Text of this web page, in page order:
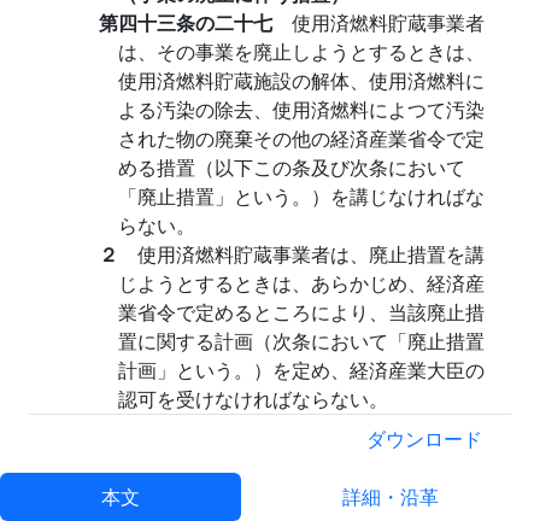
第四十三条の二十七 使用済燃料貯蔵事業者
は、その事業を廃止しようとするときは、
使用済燃料貯蔵施設の解体、使用済燃料に
よる汚染の除去、使用済燃料によつて汚染
された物の廃棄その他の経済産業省令で定
める措置（以下この条及び次条において
「廃止措置」という。）を講じなければな
らない。
２ 使用済燃料貯蔵事業者は、廃止措置を講
じようとするときは、あらかじめ、経済産
業省令で定めるところにより、当該廃止措
置に関する計画（次条において「廃止措置
計画」という。）を定め、経済産業大臣の
認可を受けなければならない。
第十二条の六第三項から第九項までの規
定は、使用済燃料貯蔵事業者の廃止措置に
ついて準用する。この場合において、同条
第三項中「前項」とあるのは「第四十三条
ダウンロード
本文 詳細・沿革